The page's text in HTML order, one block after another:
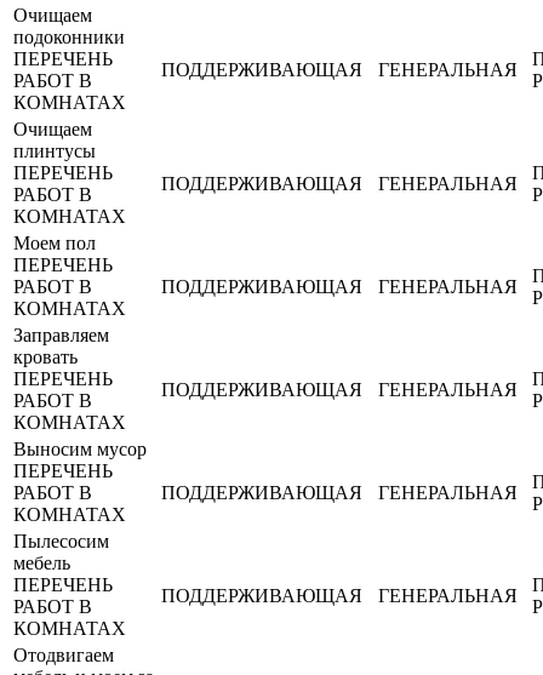
Очищаем
подоконники
ПЕРЕЧЕНЬ
РАБОТ В
КОМНАТАХ
ПОДДЕРЖИВАЮЩАЯ ГЕНЕРАЛЬНАЯ
Очищаем
плинтусы
ПЕРЕЧЕНЬ
РАБОТ В
КОМНАТАХ
ПОДДЕРЖИВАЮЩАЯ ГЕНЕРАЛЬНАЯ
Моем пол
ПЕРЕЧЕНЬ
РАБОТ В
КОМНАТАХ
ПОДДЕРЖИВАЮЩАЯ ГЕНЕРАЛЬНАЯ
Заправляем
кровать
ПЕРЕЧЕНЬ
РАБОТ В
КОМНАТАХ
ПОДДЕРЖИВАЮЩАЯ ГЕНЕРАЛЬНАЯ
Выносим мусор
ПЕРЕЧЕНЬ
РАБОТ В
КОМНАТАХ
ПОДДЕРЖИВАЮЩАЯ ГЕНЕРАЛЬНАЯ
Пылесосим
мебель
ПЕРЕЧЕНЬ
РАБОТ В
КОМНАТАХ
ПОДДЕРЖИВАЮЩАЯ ГЕНЕРАЛЬНАЯ
Отодвигаем